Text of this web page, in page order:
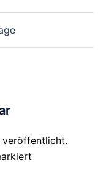
veröffentlicht.